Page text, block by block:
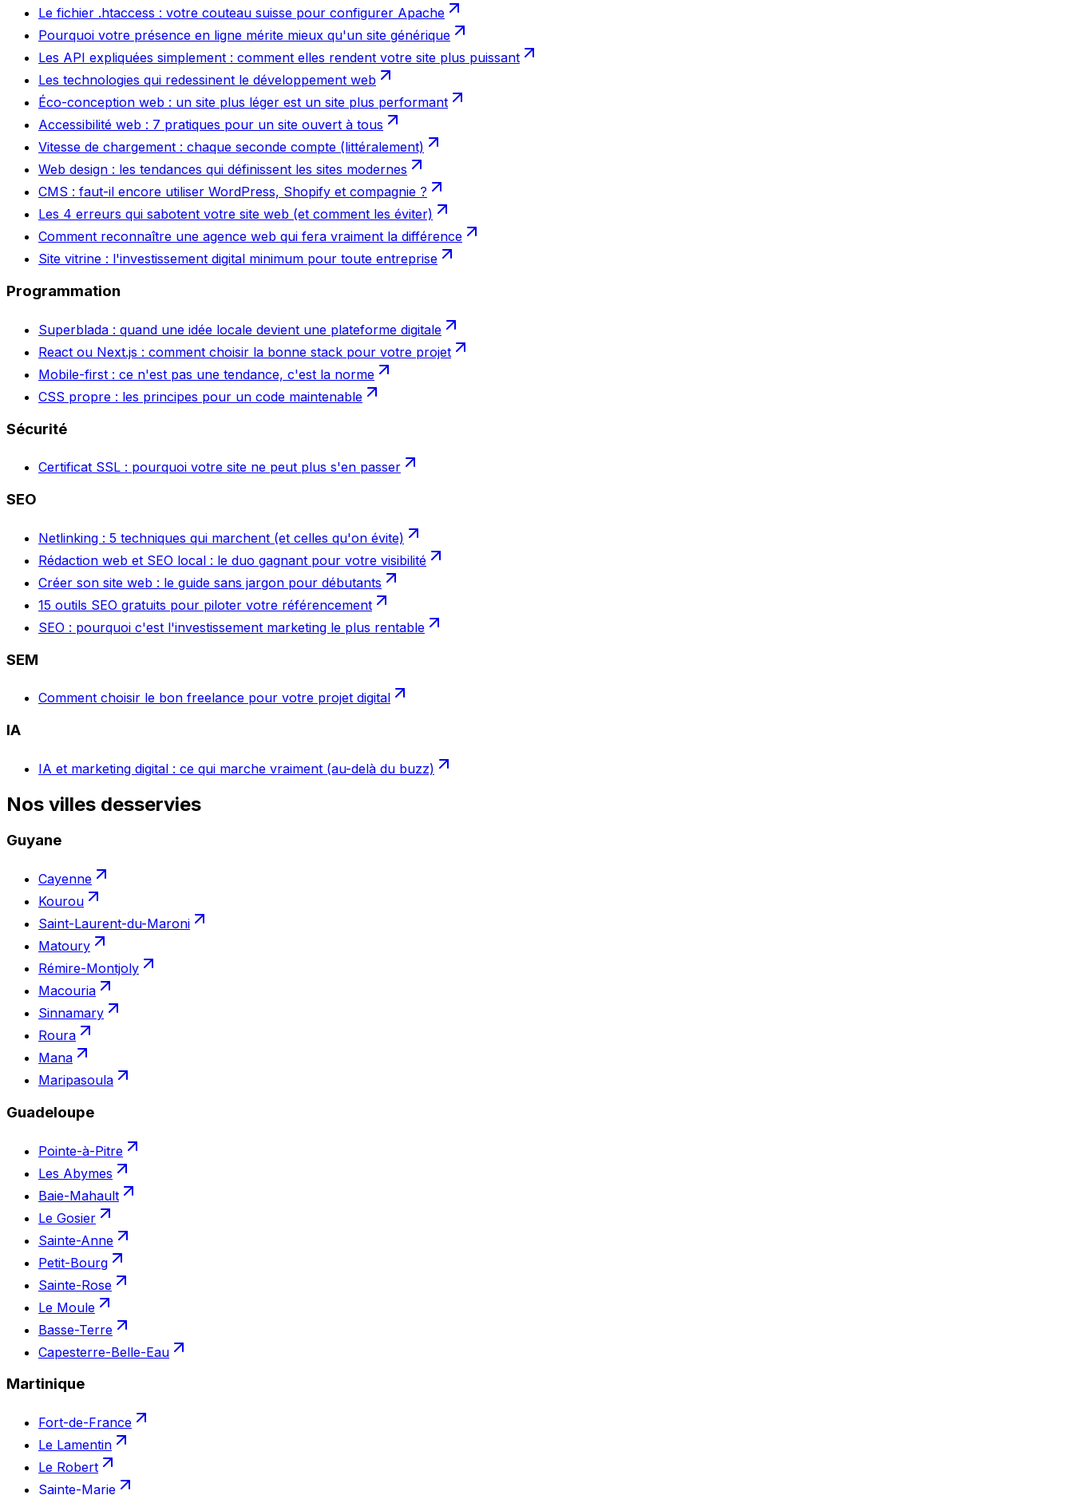
Le fichier .htaccess : votre couteau suisse pour configurer Apache
Pourquoi votre présence en ligne mérite mieux qu'un site générique
Les API expliquées simplement : comment elles rendent votre site plus puissant
Les technologies qui redessinent le développement web
Éco-conception web : un site plus léger est un site plus performant
Accessibilité web : 7 pratiques pour un site ouvert à tous
Vitesse de chargement : chaque seconde compte (littéralement)
Web design : les tendances qui définissent les sites modernes
CMS : faut-il encore utiliser WordPress, Shopify et compagnie ?
Les 4 erreurs qui sabotent votre site web (et comment les éviter)
Comment reconnaître une agence web qui fera vraiment la différence
Site vitrine : l'investissement digital minimum pour toute entreprise
Programmation
Superblada : quand une idée locale devient une plateforme digitale
React ou Next.js : comment choisir la bonne stack pour votre projet
Mobile-first : ce n'est pas une tendance, c'est la norme
CSS propre : les principes pour un code maintenable
Sécurité
Certificat SSL : pourquoi votre site ne peut plus s'en passer
SEO
Netlinking : 5 techniques qui marchent (et celles qu'on évite)
Rédaction web et SEO local : le duo gagnant pour votre visibilité
Créer son site web : le guide sans jargon pour débutants
15 outils SEO gratuits pour piloter votre référencement
SEO : pourquoi c'est l'investissement marketing le plus rentable
SEM
Comment choisir le bon freelance pour votre projet digital
IA
IA et marketing digital : ce qui marche vraiment (au-delà du buzz)
Nos villes desservies
Guyane
Cayenne
Kourou
Saint-Laurent-du-Maroni
Matoury
Rémire-Montjoly
Macouria
Sinnamary
Roura
Mana
Maripasoula
Guadeloupe
Pointe-à-Pitre
Les Abymes
Baie-Mahault
Le Gosier
Sainte-Anne
Petit-Bourg
Sainte-Rose
Le Moule
Basse-Terre
Capesterre-Belle-Eau
Martinique
Fort-de-France
Le Lamentin
Le Robert
Sainte-Marie